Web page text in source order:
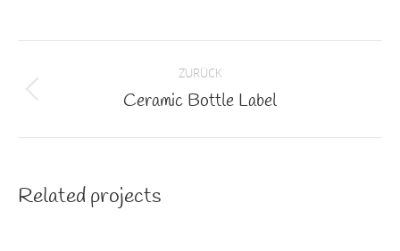
navigation
ZURÜCK
Previous
Ceramic Bottle Label
Related projects